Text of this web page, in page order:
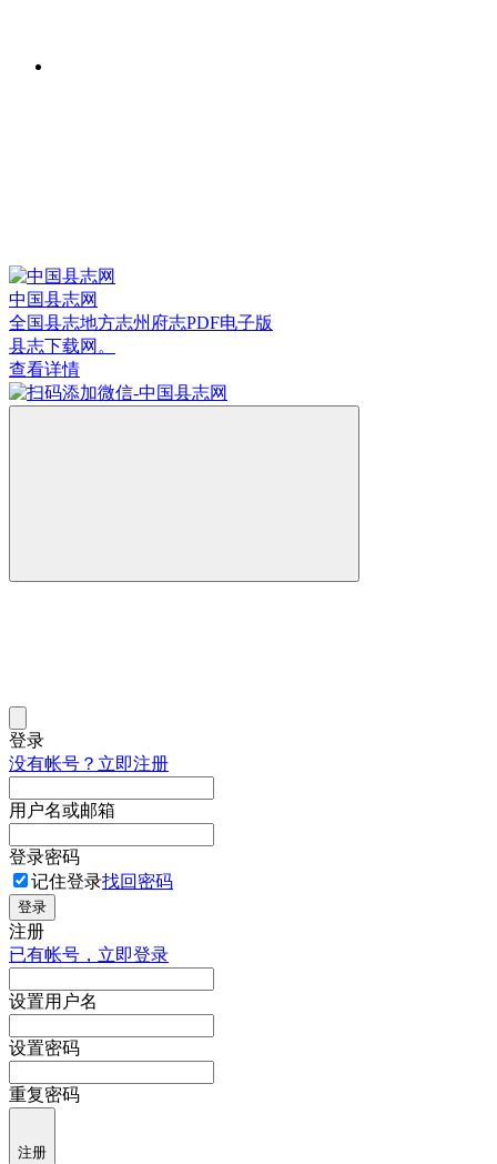
中国县志网
全国县志地方志州府志PDF电子版
县志下载网。
查看详情
登录
没有帐号？立即注册
用户名或邮箱
登录密码
记住登录找回密码
登录
注册
已有帐号，立即登录
设置用户名
设置密码
重复密码
注册